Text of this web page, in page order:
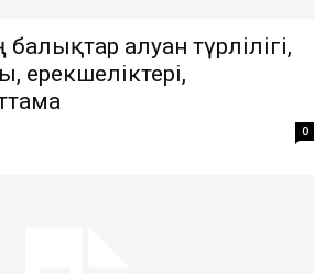
балықтар алуан түрлілігі,
ерекшеліктері,
0